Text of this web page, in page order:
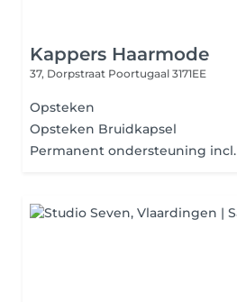
Kappers Haarmode
37, Dorpstraat Poortugaal 3171EE
Opsteken
Opsteken Bruidkapsel
Permanent ondersteuning incl.